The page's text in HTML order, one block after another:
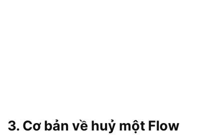
3. Cơ bản về huỷ một Flow